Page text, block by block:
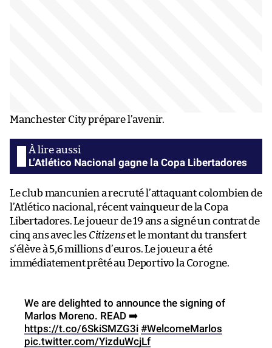
Manchester City prépare l’avenir.
L’Atlético Nacional gagne la Copa Libertadores
Le club mancunien a recruté l’attaquant colombien de
l’Atlético nacional, récent vainqueur de la Copa
Libertadores. Le joueur de 19 ans a signé un contrat de
cinq ans avec les Citizenset le montant du transfert
s’élève à 5,6 millions d’euros. Le joueur a été
immédiatement prêté au Deportivo la Corogne.
We are delighted to announce the signing of
Marlos Moreno. READ ➡️
https://t.co/6SkiSMZG3i #WelcomeMarlos
pic.twitter.com/YizduWcjLf